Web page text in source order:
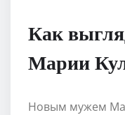
Как
Марии
Новым мужем